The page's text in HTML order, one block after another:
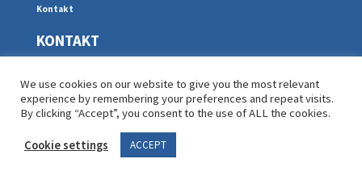
We use cookies on our website to give you the most relevant
experience by remembering your preferences and repeat visits.
By clicking “Accept”, you consent to the use of ALL the cookies.
Cookie settings ACCEPT
Kontakt
KONTAKT
602 23, Norrköping
+46 11-19 06 30